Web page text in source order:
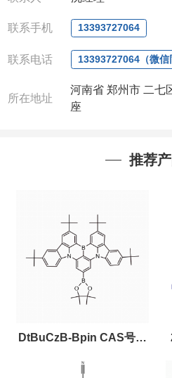
:13393727064
联系人: 沈晓东(欢迎致电
联系手机 13393727064
联系电话 13393727064（微
所在地址
河南省 郑州市 二七
座
推荐
DtBuCzB-Bpin CAS号：
2643331-97-7